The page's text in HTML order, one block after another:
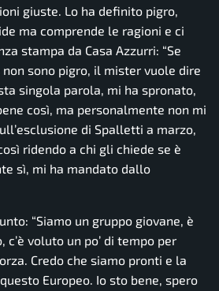
giuste. Lo ha definito pigro,
ma comprende le ragioni e ci
stampa da Casa Azzurri: “Se
sono pigro, il mister vuole dire
singola parola, mi ha spronato,
così, ma personalmente non mi
di Spalletti a marzo,
ridendo a chi gli chiede se è
sì, mi ha mandato dallo
“Siamo un gruppo giovane, è
voluto un po’ di tempo per
Credo che siamo pronti e la
Europeo. Io sto bene, spero